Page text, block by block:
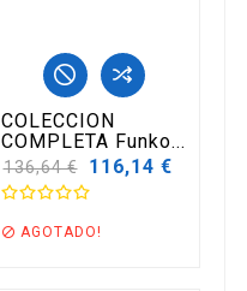
COLECCION
COMPLETA Funko...
Precio
base
136,64 € 116,14 €
 AGOTADO!